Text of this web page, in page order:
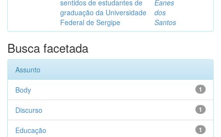
sentidos de estudantes de
graduação da Universidade
Federal de Sergipe
Eanes
dos
Santos
Busca facetada
Assunto
1
Body
1
Discurso
1
Educação